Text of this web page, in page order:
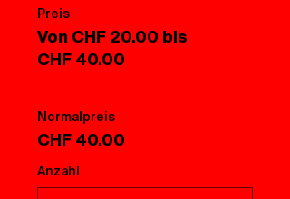
Preis
Von CHF 20.00 bis
CHF 40.00
Normalpreis
CHF 40.00
Anzahl